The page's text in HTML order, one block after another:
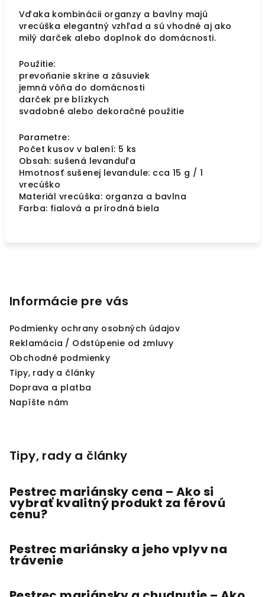
Vďaka kombinácii organzy a bavlny majú
vrecúška elegantný vzhľad a sú vhodné aj ako
milý darček alebo doplnok do domácnosti.
Použitie:
prevoňanie skrine a zásuviek
jemná vôňa do domácnosti
darček pre blízkych
svadobné alebo dekoračné použitie
Parametre:
Počet kusov v balení: 5 ks
Obsah: sušená levanduľa
Hmotnosť sušenej levandule: cca 15 g / 1
vrecúško
Materiál vrecúška: organza a bavlna
Farba: fialová a prírodná biela
Informácie pre vás
Podmienky ochrany osobných údajov
Reklamácia / Odstúpenie od zmluvy
Obchodné podmienky
Tipy, rady a články
Doprava a platba
Napíšte nám
Tipy, rady a články
Pestrec mariánsky cena – Ako si
vybrať kvalitný produkt za férovú
cenu?
Pestrec mariánsky a jeho vplyv na
trávenie